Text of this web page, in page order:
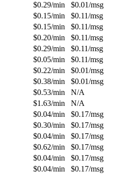
$0.29/min $0.01/msg
$0.15/min $0.11/msg
$0.15/min $0.11/msg
$0.20/min $0.11/msg
$0.29/min $0.11/msg
$0.05/min $0.11/msg
$0.22/min $0.01/msg
$0.38/min $0.01/msg
$0.53/min
N/A
$1.63/min
N/A
$0.04/min $0.17/msg
$0.30/min $0.17/msg
$0.04/min $0.17/msg
$0.62/min $0.17/msg
$0.04/min $0.17/msg
$0.04/min $0.17/msg